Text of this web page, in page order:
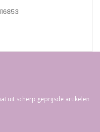
uit scherp geprijsde artikelen